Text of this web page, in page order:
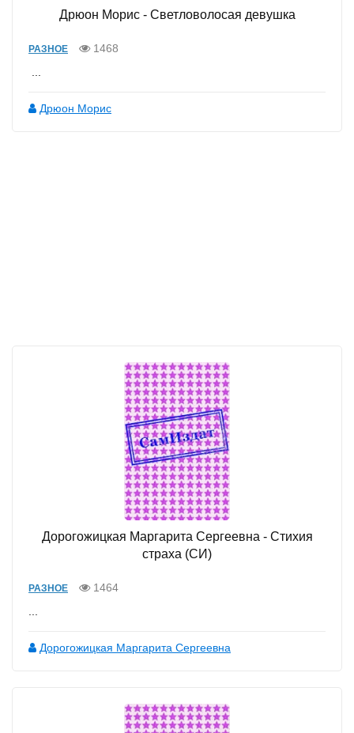
Дрюон Морис - Светловолосая девушка
РАЗНОЕ
1468
Дрюон Морис
Дорогожицкая Маргарита Сергеевна - Стихия
страха (СИ)
РАЗНОЕ
1464
Дорогожицкая Маргарита Сергеевна